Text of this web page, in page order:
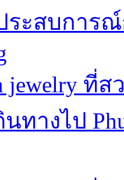
ระสบการ
jewelry ที่
ทางไป